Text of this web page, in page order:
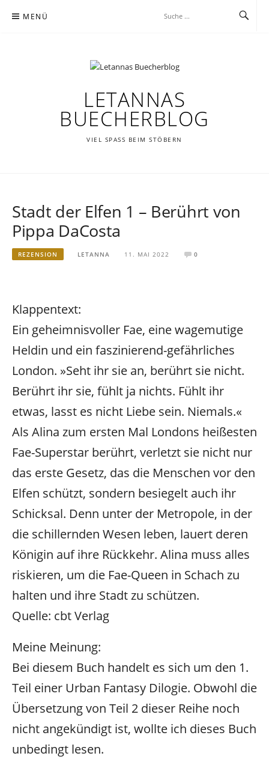
Inhalt MENÜ
LETANNAS
BUECHERBLOG
VIEL SPASS BEIM STÖBERN
Stadt der Elfen 1 – Berührt von
Pippa DaCosta
REZENSION LETANNA 11. MAI 2022 0
Klappentext:
Ein geheimnisvoller Fae, eine wagemutige
Heldin und ein faszinierend-gefährliches
London. »Seht ihr sie an, berührt sie nicht.
Berührt ihr sie, fühlt ja nichts. Fühlt ihr
etwas, lasst es nicht Liebe sein. Niemals.«
Als Alina zum ersten Mal Londons heißesten
Fae-Superstar berührt, verletzt sie nicht nur
das erste Gesetz, das die Menschen vor den
Elfen schützt, sondern besiegelt auch ihr
Schicksal. Denn unter der Metropole, in der
die schillernden Wesen leben, lauert deren
Königin auf ihre Rückkehr. Alina muss alles
riskieren, um die Fae-Queen in Schach zu
halten und ihre Stadt zu schützen.
Quelle: cbt Verlag
Meine Meinung:
Bei diesem Buch handelt es sich um den 1.
Teil einer Urban Fantasy Dilogie. Obwohl die
Übersetzung von Teil 2 dieser Reihe noch
nicht angekündigt ist, wollte ich dieses Buch
unbedingt lesen.